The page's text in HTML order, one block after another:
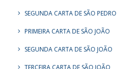
SEGUNDA CARTA DE SÃO PEDRO
PRIMEIRA CARTA DE SÃO JOÃO
SEGUNDA CARTA DE SÃO JOÃO
TERCEIRA CARTA DE SÃO JOÃO